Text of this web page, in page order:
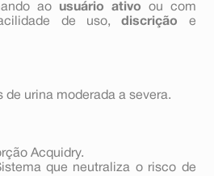
ao usuário ativo ou com
de uso,discrição e
de urina moderada a severa.
Acquidry.
que neutraliza o risco de